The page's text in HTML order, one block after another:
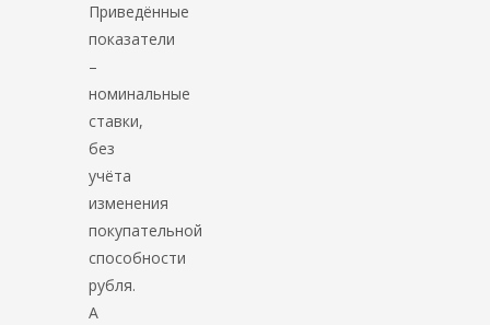
Приведённые
показатели
–
номинальные
ставки,
без
учёта
изменения
покупательной
способности
рубля.
А